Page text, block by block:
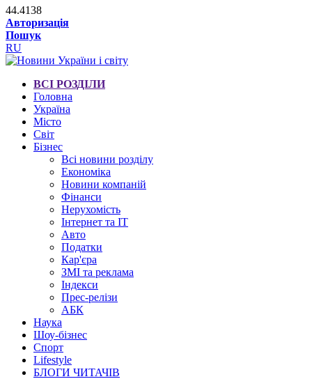
44.4138
Авторизація
Пошук
RU
ВСІ РОЗДІЛИ
Головна
Україна
Місто
Світ
Бізнес
Всі новини розділу
Економіка
Новини компаній
Фінанси
Нерухомість
Інтернет та IT
Авто
Податки
Кар'єра
ЗМІ та реклама
Індекси
Прес-релізи
АБК
Наука
Шоу-бізнес
Спорт
Lifestyle
БЛОГИ ЧИТАЧІВ